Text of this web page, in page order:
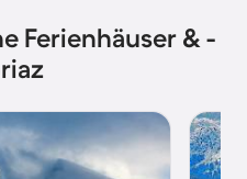
Ferienhäuser & -